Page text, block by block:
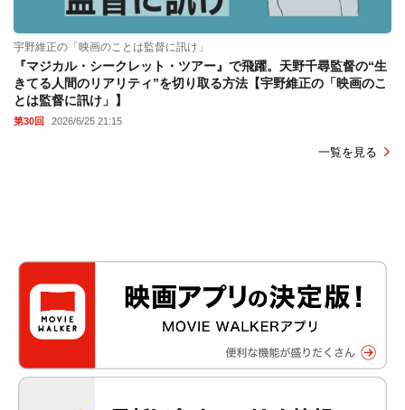
宇野維正の「映画のことは監督に訊け」
『マジカル・シークレット・ツアー』で飛躍。天野千尋監督の“生
きてる人間のリアリティ”を切り取る方法【宇野維正の「映画のこ
とは監督に訊け」】
第30回 2026/6/25 21:15
一覧を見る